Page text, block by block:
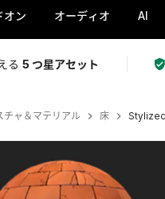
オン オーディオ AI
る 5 つ星アセット
チャ＆マテリアル 床
5